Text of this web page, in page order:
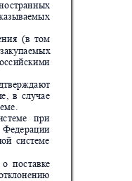
странных
ваемых
ия (в том
закупаемых
ссийскими
ждают
, в случае
е.
теме
при
Федерации
системе
о поставке
нию